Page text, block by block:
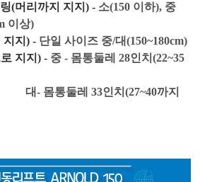
(머리까지 지지) - 소(150 이하), 중
이상)
지지) - 단일 사이즈 중/대(150~180cm)
지지) - 중 - 몸통둘레 28인치(22~35
통둘레 33인치(27~40까지